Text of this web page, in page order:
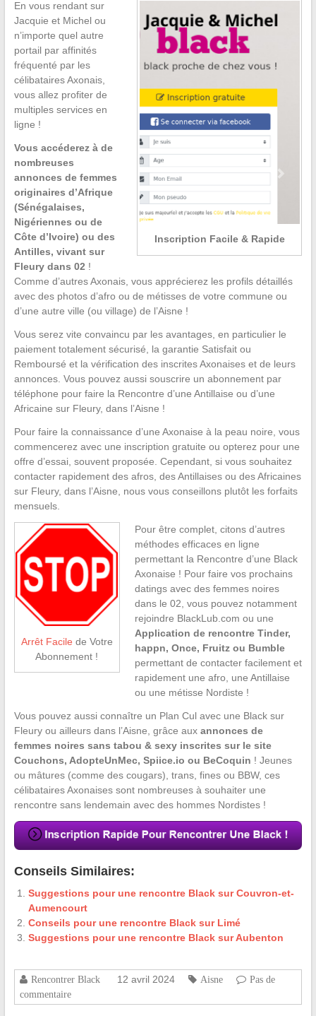
Inscription Facile & Rapide
En vous rendant sur
Jacquie et Michel ou
n’importe quel autre
portail par affinités
fréquenté par les
célibataires Axonais,
vous allez profiter de
multiples services en
ligne !
Vous accéderez à de
nombreuses
annonces de femmes
originaires d’Afrique
(Sénégalaises,
Nigériennes ou de
Côte d’Ivoire) ou des
Antilles, vivant sur
Fleury dans 02 !
Comme d’autres Axonais, vous apprécierez les profils détaillés
avec des photos d’afro ou de métisses de votre commune ou
d’une autre ville (ou village) de l’Aisne !
Vous serez vite convaincu par les avantages, en particulier le
paiement totalement sécurisé, la garantie Satisfait ou
Remboursé et la vérification des inscrites Axonaises et de leurs
annonces. Vous pouvez aussi souscrire un abonnement par
téléphone pour faire la Rencontre d’une Antillaise ou d’une
Africaine sur Fleury, dans l’Aisne !
Pour faire la connaissance d’une Axonaise à la peau noire, vous
commencerez avec une inscription gratuite ou opterez pour une
offre d’essai, souvent proposée. Cependant, si vous souhaitez
contacter rapidement des afros, des Antillaises ou des Africaines
sur Fleury, dans l’Aisne, nous vous conseillons plutôt les forfaits
mensuels.
Arrêt Facile de Votre
Abonnement !
Pour être complet, citons d’autres
méthodes efficaces en ligne
permettant la Rencontre d’une Black
Axonaise ! Pour faire vos prochains
datings avec des femmes noires
dans le 02, vous pouvez notamment
rejoindre BlackLub.com ou une
Application de rencontre Tinder,
happn, Once, Fruitz ou Bumble
permettant de contacter facilement et
rapidement une afro, une Antillaise
ou une métisse Nordiste !
Vous pouvez aussi connaître un Plan Cul avec une Black sur
Fleury ou ailleurs dans l’Aisne, grâce aux annonces de
femmes noires sans tabou & sexy inscrites sur le site
Couchons, AdopteUnMec, Spiice.io ou BeCoquin ! Jeunes
ou mâtures (comme des cougars), trans, fines ou BBW, ces
célibataires Axonaises sont nombreuses à souhaiter une
rencontre sans lendemain avec des hommes Nordistes !
Conseils Similaires:
Suggestions pour une rencontre Black sur Couvron-et-
Aumencourt
Conseils pour une rencontre Black sur Limé
Suggestions pour une rencontre Black sur Aubenton
Rencontrer Black 12 avril 2024 Aisne
Pas de
commentaire